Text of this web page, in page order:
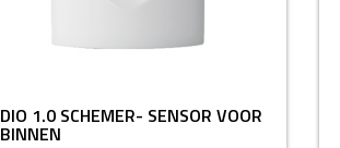
DIO 1.0 SCHEMER- SENSOR VOOR
BINNEN